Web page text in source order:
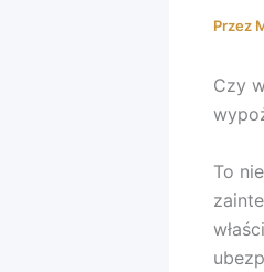
Przez
Czy
To